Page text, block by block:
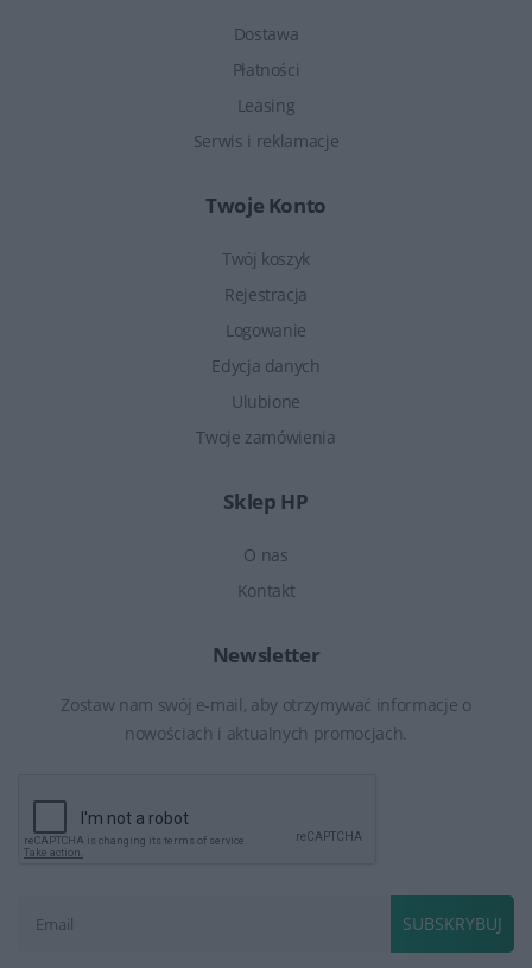
Dostawa
Płatności
Leasing
Serwis i reklamacje
Twoje Konto
Twój koszyk
Rejestracja
Logowanie
Edycja danych
Ulubione
Twoje zamówienia
Sklep HP
O nas
Kontakt
Newsletter
Zostaw nam swój e-mail, aby otrzymywać informacje o
nowościach i aktualnych promocjach.
SUBSKRYBUJ